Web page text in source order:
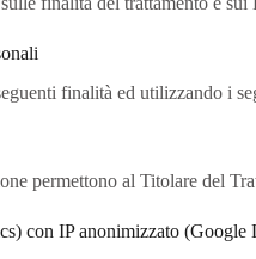
finalità ed utilizzando i
permettono al Titolare del
con IP anonimizzato (Google